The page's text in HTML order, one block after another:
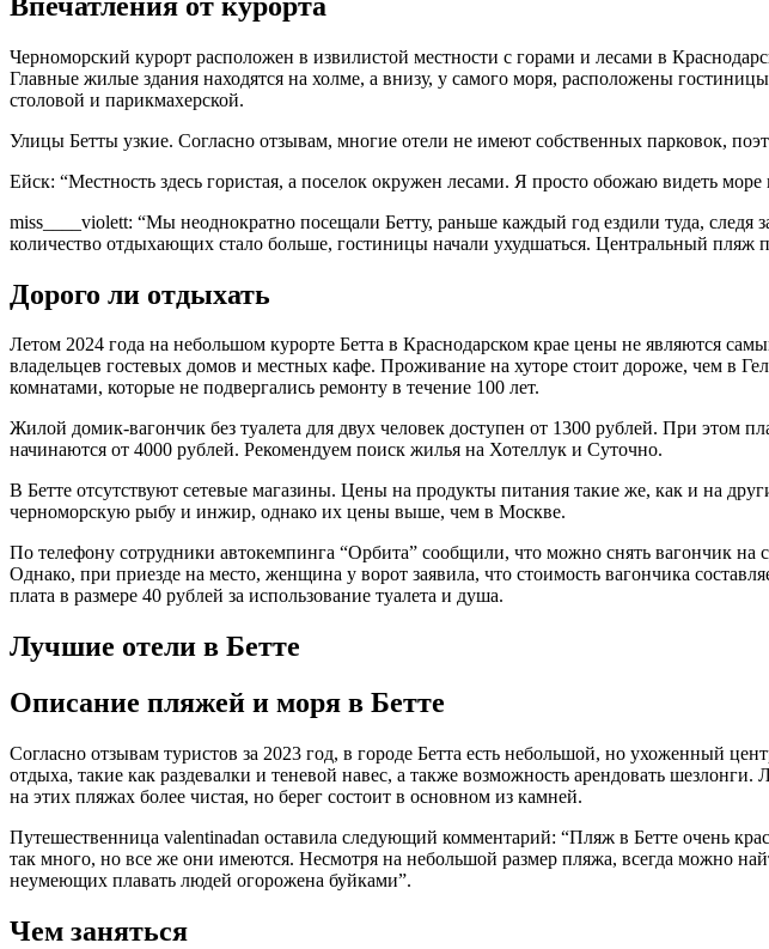
Черноморский курорт расположен в извилистой местности с горами и лесами в
Главные жилые здания находятся на холме, а внизу, у самого моря, расположены
столовой и парикмахерской.
Улицы Бетты узкие. Согласно отзывам, многие отели не имеют собственных парковок,
Ейск: “Местность здесь гористая, а поселок окружен лесами. Я просто обожаю видеть
miss____violett: “Мы неоднократно посещали Бетту, раньше каждый год ездили туда,
количество отдыхающих стало больше, гостиницы начали ухудшаться. Центральный пляж
Дорого ли отдыхать
Летом 2024 года на небольшом курорте Бетта в Краснодарском крае цены не являются
владельцев гостевых домов и местных кафе. Проживание на хуторе стоит дороже, чем в
комнатами, которые не подвергались ремонту в течение 100 лет.
Жилой домик-вагончик без туалета для двух человек доступен от 1300 рублей. При этом
начинаются от 4000 рублей. Рекомендуем поиск жилья на Хотеллук и Суточно.
В Бетте отсутствуют сетевые магазины. Цены на продукты питания такие же, как и на
черноморскую рыбу и инжир, однако их цены выше, чем в Москве.
По телефону сотрудники автокемпинга “Орбита” сообщили, что можно снять вагончик на
Однако, при приезде на место, женщина у ворот заявила, что стоимость вагончика
плата в размере 40 рублей за использование туалета и душа.
Лучшие отели в Бетте
Описание пляжей и моря в Бетте
Согласно отзывам туристов за 2023 год, в городе Бетта есть небольшой, но ухоженный
отдыха, такие как раздевалки и теневой навес, а также возможность арендовать
на этих пляжах более чистая, но берег состоит в основном из камней.
Путешественница valentinadan оставила следующий комментарий: “Пляж в Бетте очень
так много, но все же они имеются. Несмотря на небольшой размер пляжа, всегда можно
неумеющих плавать людей огорожена буйками”.
Чем заняться